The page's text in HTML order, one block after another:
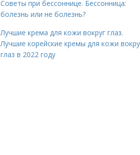
Советы при бессоннице. Бессонница:
болезнь или не болезнь?
Лучшие крема для кожи вокруг глаз.
Лучшие корейские кремы для кожи
глаз в 2022 году